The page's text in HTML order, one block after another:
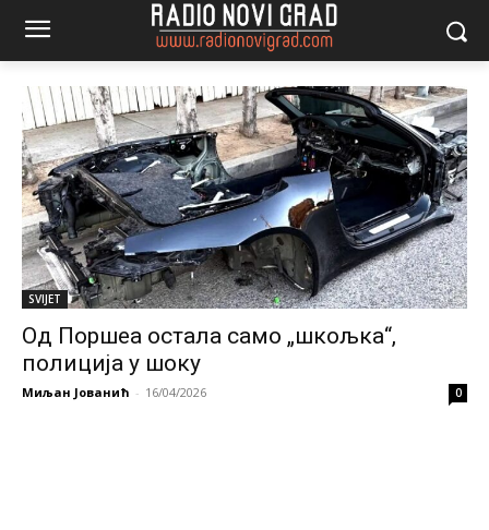
SVIJET
Од Поршеа остала само „шкољка“,
полиција у шоку
Миљан Јованић - 16/04/2026 0